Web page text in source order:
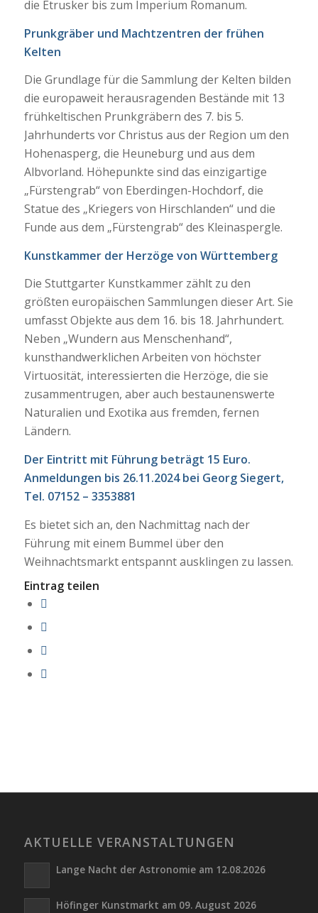
die Etrusker bis zum Imperium Romanum.
Prunkgräber und Machtzentren der frühen
Kelten
Die Grundlage für die Sammlung der Kelten bilden
die europaweit herausragenden Bestände mit 13
frühkeltischen Prunkgräbern des 7. bis 5.
Jahrhunderts vor Christus aus der Region um den
Hohenasperg, die Heuneburg und aus dem
Albvorland. Höhepunkte sind das einzigartige
„Fürstengrab“ von Eberdingen-Hochdorf, die
Statue des „Kriegers von Hirschlanden“ und die
Funde aus dem „Fürstengrab“ des Kleinaspergle.
Kunstkammer der Herzöge von Württemberg
Die Stuttgarter Kunstkammer zählt zu den
größten europäischen Sammlungen dieser Art. Sie
umfasst Objekte aus dem 16. bis 18. Jahrhundert.
Neben „Wundern aus Menschenhand“,
kunsthandwerklichen Arbeiten von höchster
Virtuosität, interessierten die Herzöge, die sie
zusammentrugen, aber auch bestaunenswerte
Naturalien und Exotika aus fremden, fernen
Ländern.
Der Eintritt mit Führung beträgt 15 Euro.
Anmeldungen bis 26.11.2024 bei Georg Siegert,
Tel. 07152 – 3353881
Es bietet sich an, den Nachmittag nach der
Führung mit einem Bummel über den
Weihnachtsmarkt entspannt ausklingen zu lassen.
Eintrag teilen
AKTUELLE VERANSTALTUNGEN
Lange Nacht der Astronomie am 12.08.2026
Höfinger Kunstmarkt am 09. August 2026